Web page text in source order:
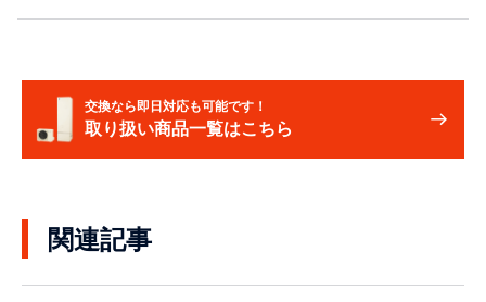
交換なら即日対応も可能です！
取り扱い商品一覧はこちら
関連記事